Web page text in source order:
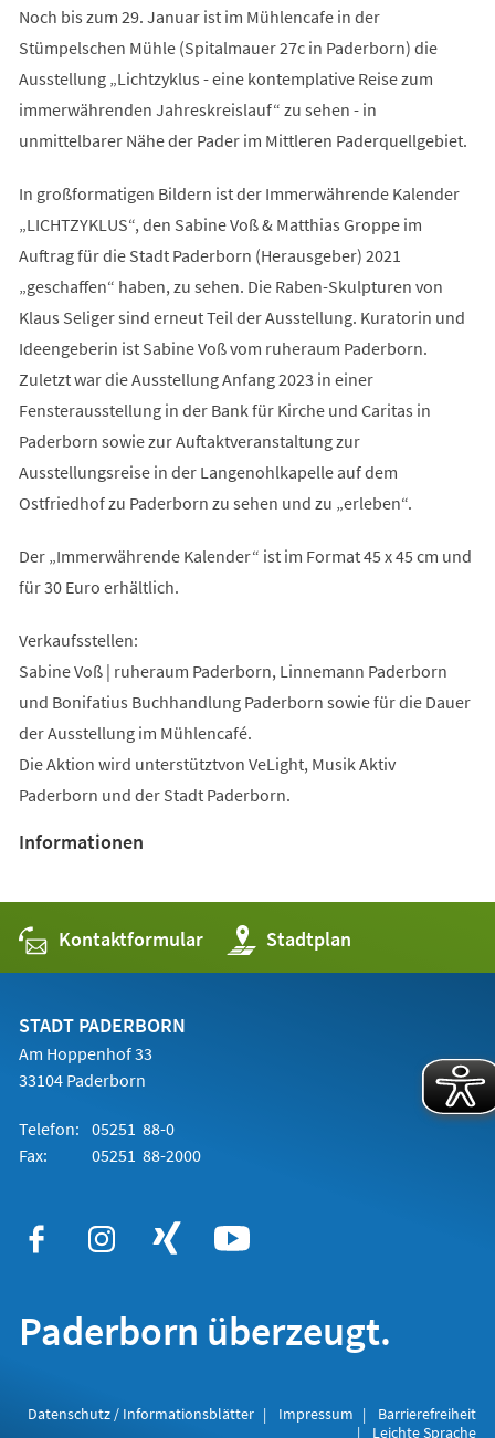
Noch bis zum 29. Januar ist im Mühlencafe in der
Stümpelschen Mühle (Spitalmauer 27c in Paderborn) die
Ausstellung „Lichtzyklus - eine kontemplative Reise zum
immerwährenden Jahreskreislauf“ zu sehen - in
unmittelbarer Nähe der Pader im Mittleren Paderquellgebiet.
In großformatigen Bildern ist der Immerwährende Kalender
„LICHTZYKLUS“, den Sabine Voß & Matthias Groppe im
Auftrag für die Stadt Paderborn (Herausgeber) 2021
„geschaffen“ haben, zu sehen. Die Raben-Skulpturen von
Klaus Seliger sind erneut Teil der Ausstellung. Kuratorin und
Ideengeberin ist Sabine Voß vom ruheraum Paderborn.
Zuletzt war die Ausstellung Anfang 2023 in einer
Fensterausstellung in der Bank für Kirche und Caritas in
Paderborn sowie zur Auftaktveranstaltung zur
Ausstellungsreise in der Langenohlkapelle auf dem
Ostfriedhof zu Paderborn zu sehen und zu „erleben“.
Der „Immerwährende Kalender“ ist im Format 45 x 45 cm und
für 30 Euro erhältlich.
Verkaufsstellen:
Sabine Voß | ruheraum Paderborn, Linnemann Paderborn
und Bonifatius Buchhandlung Paderborn sowie für die Dauer
der Ausstellung im Mühlencafé.
Die Aktion wird unterstütztvon VeLight, Musik Aktiv
Paderborn und der Stadt Paderborn.
Informationen
Kontaktformular Stadtplan
(Öffnet
in
einem
STADT PADERBORN
Am Hoppenhof 33
33104 Paderborn
Telefon: 05251 88-0
Fax:
05251 88-2000
Paderborn überzeugt.
Datenschutz / Informationsblätter Impressum
Barrierefreiheit
Leichte Sprache